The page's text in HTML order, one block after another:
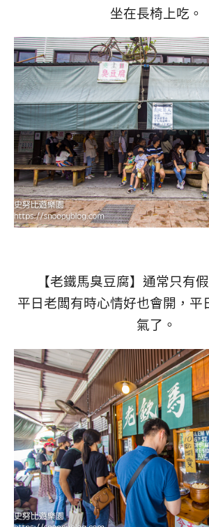
坐在長椅上吃。
【老鐵馬臭豆腐】通常只有
平日老闆有時心情好也會開，平
氣了。